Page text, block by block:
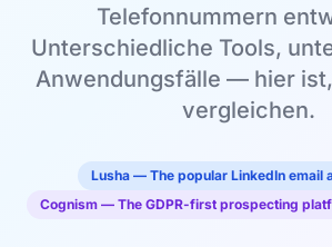
Telefonnummern
Unterschiedliche Tools,
Anwendungsfälle — hier
vergleichen.
Lusha — The popular LinkedIn email
Cognism — The GDPR-first prospecting